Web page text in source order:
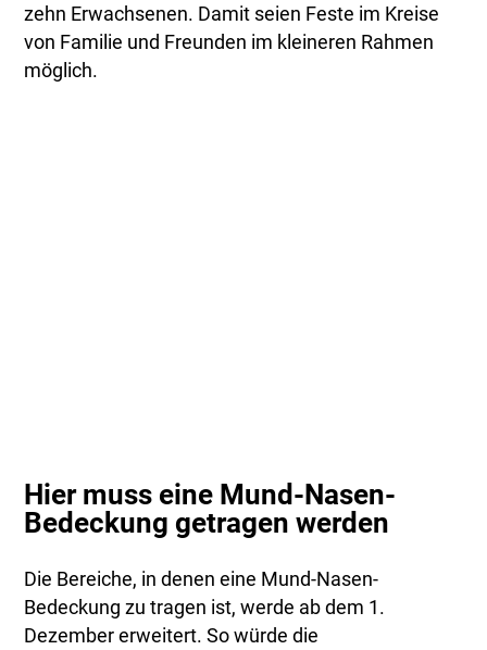
zehn Erwachsenen. Damit seien Feste im Kreise
von Familie und Freunden im kleineren Rahmen
möglich.
Hier muss eine Mund-Nasen-
Bedeckung getragen werden
Die Bereiche, in denen eine Mund-Nasen-
Bedeckung zu tragen ist, werde ab dem 1.
Dezember erweitert. So würde die